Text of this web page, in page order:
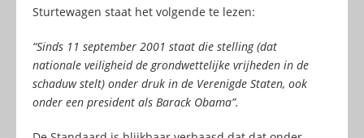
Sturtewagen staat het volgende te lezen:
“Sinds 11 september 2001 staat die stelling (dat
nationale veiligheid de grondwettelijke vrijheden in de
schaduw stelt) onder druk in de Verenigde Staten, ook
onder een president als Barack Obama”.